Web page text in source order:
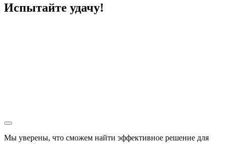
Испытайте удачу!
Мы уверены, что сможем найти эффективное решение для